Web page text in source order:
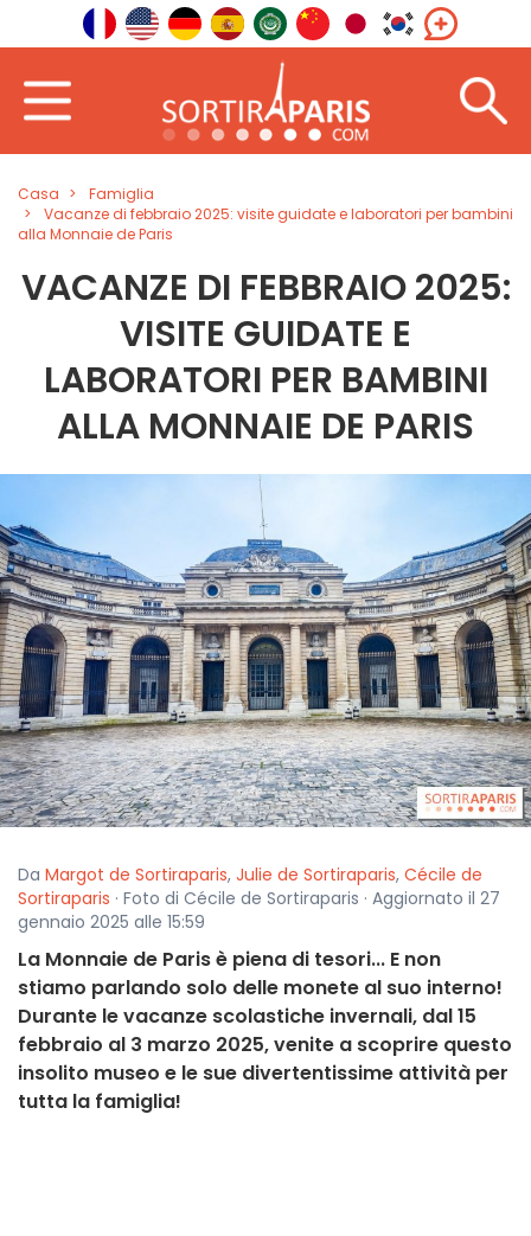
Casa
Famiglia
Vacanze di febbraio 2025: visite guidate e laboratori per bambini
alla Monnaie de Paris
VACANZE DI FEBBRAIO 2025:
VISITE GUIDATE E
LABORATORI PER BAMBINI
ALLA MONNAIE DE PARIS
Da Margot de Sortiraparis, Julie de Sortiraparis, Cécile de
Sortiraparis · Foto di Cécile de Sortiraparis · Aggiornato il 27
gennaio 2025 alle 15:59
La Monnaie de Paris è piena di tesori... E non
stiamo parlando solo delle monete al suo interno!
Durante le vacanze scolastiche invernali, dal 15
febbraio al 3 marzo 2025, venite a scoprire questo
insolito museo e le sue divertentissime attività per
tutta la famiglia!